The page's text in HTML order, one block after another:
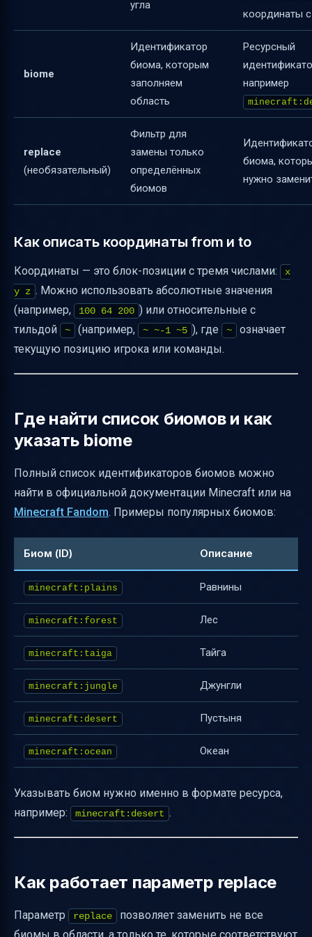
угла
координаты
biome
Идентификатор
биома, которым
заполняем
область
Ресурсный
например
replace
(необязательный)
Фильтр для
замены только
определённых
биомов
биома,
нужно
Как описать координаты from и to
Координаты — это блок-позиции с тремя числами:
x
y z . Можно использовать абсолютные значения
(например,
100 64 200 ) или относительные с
тильдой
~ (например, ~ ~-1 ~5 ), где ~
означает
текущую позицию игрока или команды.
Где найти список биомов и как
указать biome
Полный список идентификаторов биомов можно
найти в официальной документации Minecraft или на
Minecraft Fandom. Примеры популярных биомов:
Биом (ID) Описание
minecraft:plains Равнины
minecraft:forest Лес
minecraft:taiga Тайга
minecraft:jungle Джунгли
minecraft:desert Пустыня
minecraft:ocean Океан
Указывать биом нужно именно в формате ресурса,
например:
minecraft:desert .
Как работает параметр replace
Параметр replace
позволяет заменить не все
биомы в области, а только те, которые соответствуют